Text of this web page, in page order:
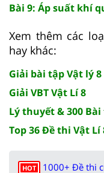
Bài 9: Áp suất khí
Xem thêm các
hay khác:
Giải bài tập Vật lý 8
Giải VBT Vật Lí 8
Lý thuyết & 300
Top 36 Đề thi Vật Lí
HOT 1000+ Đề thi